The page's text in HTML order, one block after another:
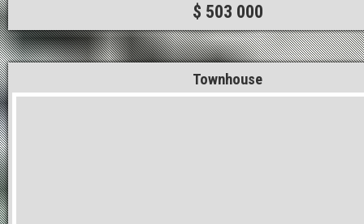
$ 503 000
Townhouse